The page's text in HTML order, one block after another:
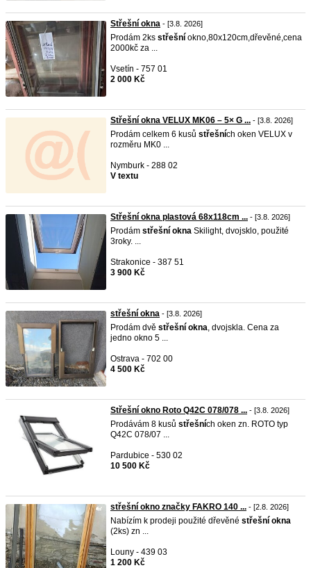
Střešní okna - [3.8. 2026]
Prodám 2ks střešní okno,80x120cm,dřevěné,cena
2000kč za ...
Vsetín - 757 01
2 000 Kč
Střešní okna VELUX MK06 – 5× G ... - [3.8. 2026]
Prodám celkem 6 kusů střešních oken VELUX v
rozměru MK0 ...
Nymburk - 288 02
V textu
Střešní okna plastová 68x118cm ... - [3.8. 2026]
Prodám střešní okna Skilight, dvojsklo, použité
3roky. ...
Strakonice - 387 51
3 900 Kč
střešní okna - [3.8. 2026]
Prodám dvě střešní okna, dvojskla. Cena za
jedno okno 5 ...
Ostrava - 702 00
4 500 Kč
Střešní okno Roto Q42C 078/078 ... - [3.8. 2026]
Prodávám 8 kusů střešních oken zn. ROTO typ
Q42C 078/07 ...
Pardubice - 530 02
10 500 Kč
střešní okno značky FAKRO 140 ... - [2.8. 2026]
Nabízím k prodeji použité dřevěné střešní okna
(2ks) zn ...
Louny - 439 03
1 200 Kč